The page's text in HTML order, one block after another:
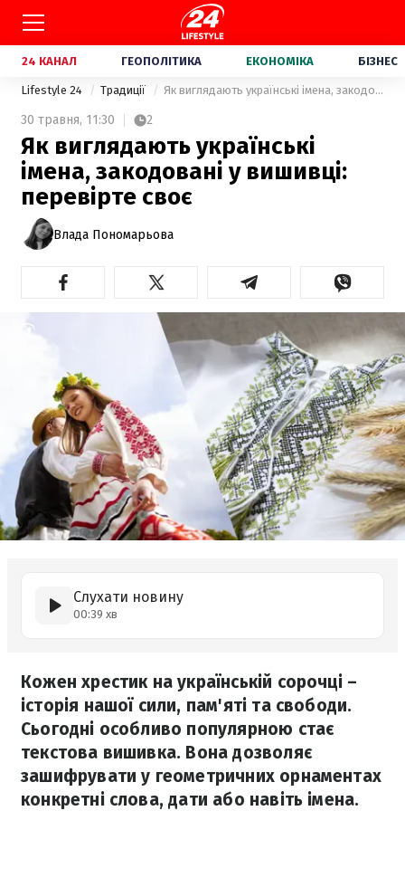
24 КАНАЛ ГЕОПОЛІТИКА ЕКОНОМІКА БІЗНЕС
Lifestyle 24 Традиції Як виглядають українські імена, закодовані у вишивці: перевірте своє
30 травня, 11:30 2
Як виглядають українські
імена, закодовані у вишивці:
перевірте своє
Влада Пономарьова
Слухати новину
00:39 хв
Кожен хрестик на українській сорочці –
історія нашої сили, пам'яті та свободи.
Сьогодні особливо популярною стає
текстова вишивка. Вона дозволяє
зашифрувати у геометричних орнаментах
конкретні слова, дати або навіть імена.